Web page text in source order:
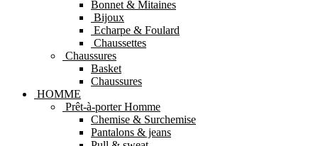
Bonnet & Mitaines
Bijoux
Echarpe & Foulard
Chaussettes
Chaussures
Basket
Chaussures
HOMME
Prêt-à-porter Homme
Chemise & Surchemise
Pantalons & jeans